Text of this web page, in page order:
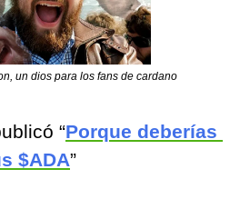
un dios para los fans de cardano
“Porque deberías
$ADA”